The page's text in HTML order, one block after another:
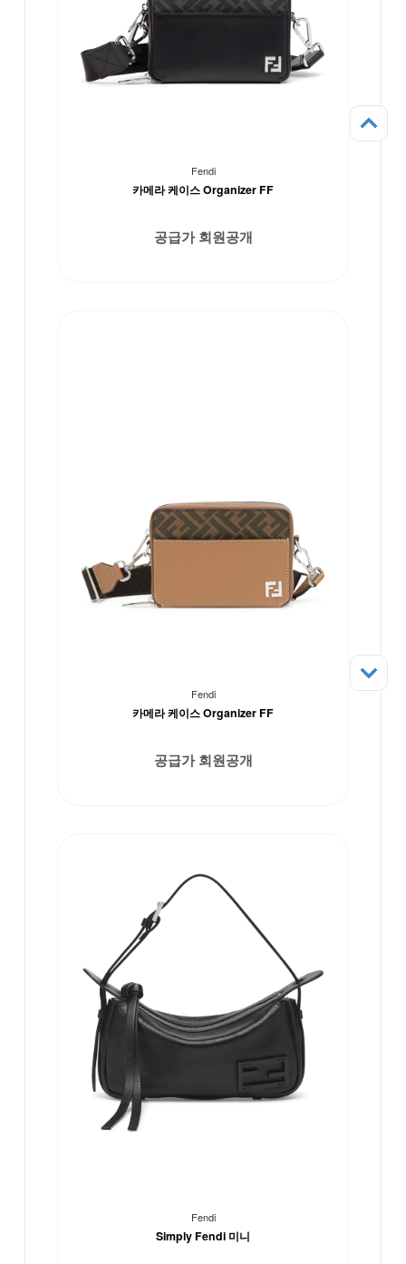
Fendi
카메라 케이스 Organizer FF
공급가 회원공개
Fendi
카메라 케이스 Organizer FF
공급가 회원공개
Fendi
Simply Fendi 미니